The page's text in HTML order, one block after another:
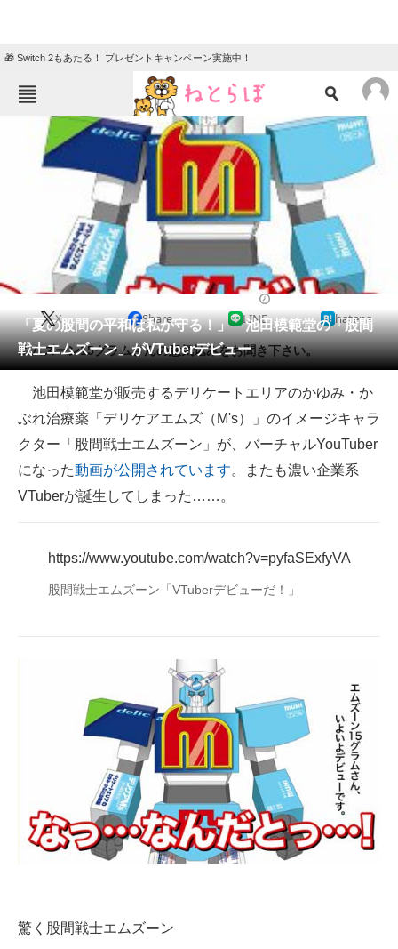
🎁 Switch 2もあたる！ プレゼントキャンペーン実施中！
ねとらぼメニュー
ニュース
クイズ
地域
教育・育児
動物 リサーチ
会員記事
メディア
注目記事を集めた総合ページ
ITの今と未来を見通す
スマホと通信の最新トレンド
好きが集まる 比べて選べる
ビジネスと働き方のヒント
経営リーダーのコミュニティ
マーケ×ITの今がよく分かる
ITエンジニア向け専門サイト
企業向けIT製品の総合サイト
IT製品の技術・比較・事例
モノづくり技術者専門サイト
「夏の股間の平和は私が守る！」 池田模範堂の「股間
戦士エムズーン」がVTuberデビュー
X Share LINE hatena
エムズーン15グラムさんの意気込みをお聞き下さい。
池田模範堂が販売するデリケートエリアのかゆみ・か
ぶれ治療薬「デリケアエムズ（M's）」のイメージキャラ
クター「股間戦士エムズーン」が、バーチャルYouTuber
になった動画が公開されています。またも濃い企業系
VTuberが誕生してしまった……。
https://www.youtube.com/watch?v=pyfaSExfyVA
股間戦士エムズーン「VTuberデビューだ！」
驚く股間戦士エムズーン